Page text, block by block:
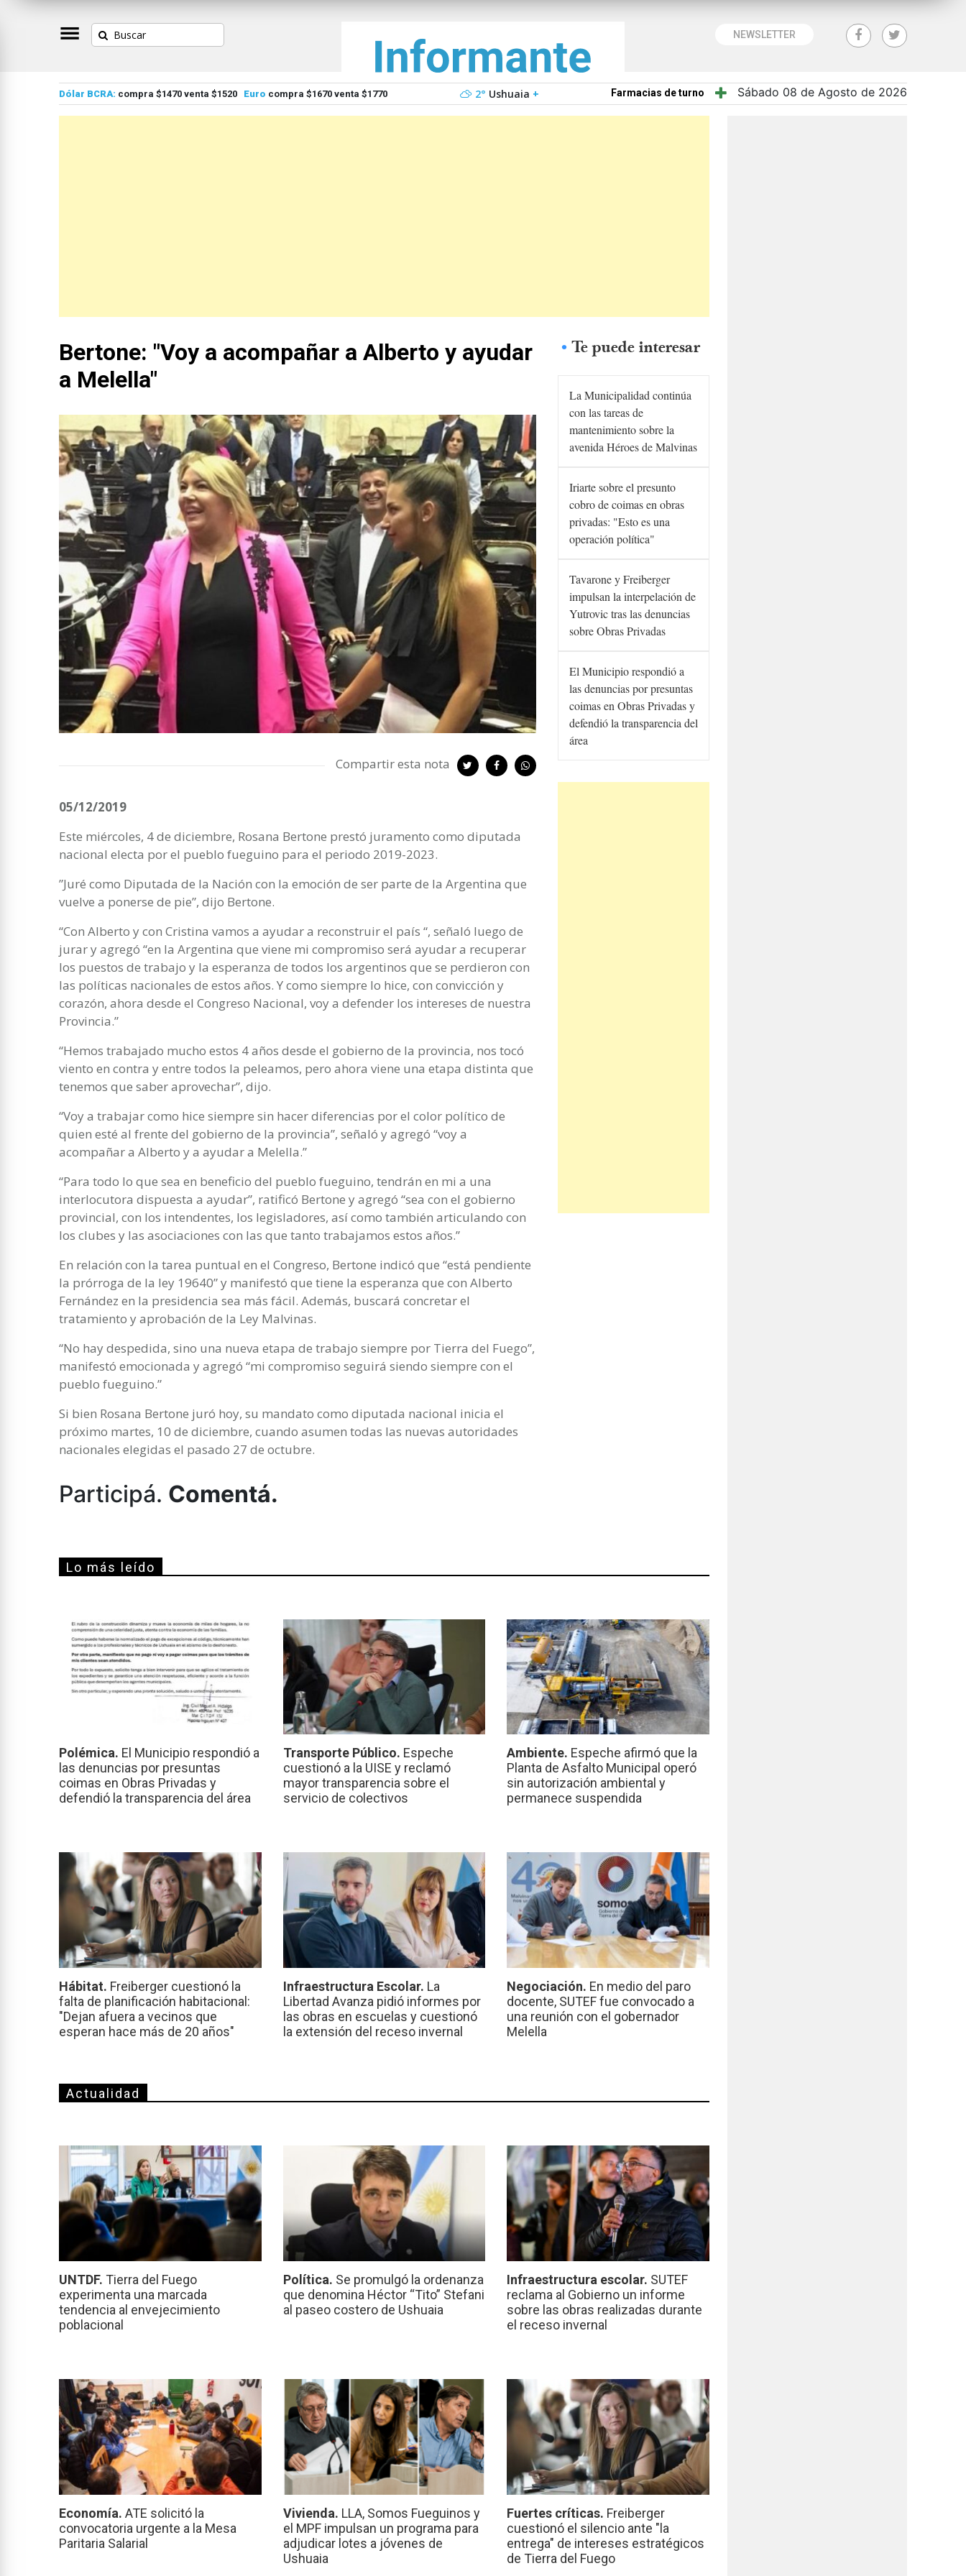
NEWSLETTER
Dólar BCRA: compra $1470 venta $1520 Euro compra $1670 venta $1770 2° Ushuaia + Farmacias de turno Sábado 08 de Agosto de 2026
Bertone: "Voy a acompañar a Alberto y ayudar
a Melella"
Compartir esta nota
05/12/2019
Este miércoles, 4 de diciembre, Rosana Bertone prestó juramento como diputada
nacional electa por el pueblo fueguino para el periodo 2019-2023.
‪”Juré como Diputada de la Nación con la emoción de ser parte de la Argentina que
vuelve a ponerse de pie”, dijo Bertone.
“Con Alberto y con Cristina vamos a ayudar a reconstruir el país “, señaló luego de
jurar y agregó “en la Argentina que viene mi compromiso será ayudar a recuperar
los puestos de trabajo y la esperanza de todos los argentinos que se perdieron con
las políticas nacionales de estos años. Y como siempre lo hice, con convicción y
corazón, ahora desde el Congreso Nacional, voy a defender los intereses de nuestra
Provincia.”
“Hemos trabajado mucho estos 4 años desde el gobierno de la provincia, nos tocó
viento en contra y entre todos la peleamos, pero ahora viene una etapa distinta que
tenemos que saber aprovechar”, dijo.
“Voy a trabajar como hice siempre sin hacer diferencias por el color político de
quien esté al frente del gobierno de la provincia”, señaló y agregó “voy a
acompañar a Alberto y a ayudar a Melella.”
“Para todo lo que sea en beneficio del pueblo fueguino, tendrán en mi a una
interlocutora dispuesta a ayudar”, ratificó Bertone y agregó “sea con el gobierno
provincial, con los intendentes, los legisladores, así como también articulando con
los clubes y las asociaciones con las que tanto trabajamos estos años.”
En relación con la tarea puntual en el Congreso, Bertone indicó que “está pendiente
la prórroga de la ley 19640” y manifestó que tiene la esperanza que con Alberto
Fernández en la presidencia sea más fácil. Además, buscará concretar el
tratamiento y aprobación de la Ley Malvinas.
“No hay despedida, sino una nueva etapa de trabajo siempre por Tierra del Fuego”,
manifestó emocionada y agregó “mi compromiso seguirá siendo siempre con el
pueblo fueguino.”
Si bien Rosana Bertone juró hoy, su mandato como diputada nacional inicia el
próximo martes, 10 de diciembre, cuando asumen todas las nuevas autoridades
nacionales elegidas el pasado 27 de octubre.
Te puede interesar
La Municipalidad continúa
con las tareas de
mantenimiento sobre la
avenida Héroes de Malvinas
Iriarte sobre el presunto
cobro de coimas en obras
privadas: "Esto es una
operación política"
Tavarone y Freiberger
impulsan la interpelación de
Yutrovic tras las denuncias
sobre Obras Privadas
El Municipio respondió a
las denuncias por presuntas
coimas en Obras Privadas y
defendió la transparencia del
área
Participá. Comentá.
Lo más leído
Polémica. El Municipio respondió a
las denuncias por presuntas
coimas en Obras Privadas y
defendió la transparencia del área
Transporte Público. Espeche
cuestionó a la UISE y reclamó
mayor transparencia sobre el
servicio de colectivos
Ambiente. Espeche afirmó que la
Planta de Asfalto Municipal operó
sin autorización ambiental y
permanece suspendida
Hábitat. Freiberger cuestionó la
falta de planificación habitacional:
"Dejan afuera a vecinos que
esperan hace más de 20 años"
Infraestructura Escolar. La
Libertad Avanza pidió informes por
las obras en escuelas y cuestionó
la extensión del receso invernal
Negociación. En medio del paro
docente, SUTEF fue convocado a
una reunión con el gobernador
Melella
Actualidad
UNTDF. Tierra del Fuego
experimenta una marcada
tendencia al envejecimiento
poblacional
Política. Se promulgó la ordenanza
que denomina Héctor “Tito” Stefani
al paseo costero de Ushuaia
Infraestructura escolar. SUTEF
reclama al Gobierno un informe
sobre las obras realizadas durante
el receso invernal
Economía. ATE solicitó la
convocatoria urgente a la Mesa
Paritaria Salarial
Vivienda. LLA, Somos Fueguinos y
el MPF impulsan un programa para
adjudicar lotes a jóvenes de
Ushuaia
Fuertes críticas. Freiberger
cuestionó el silencio ante "la
entrega" de intereses estratégicos
de Tierra del Fuego